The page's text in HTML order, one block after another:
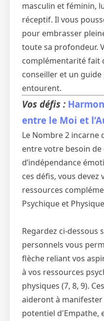
masculin et féminin,
réceptif. Il vous
pour embrasser
toute sa profondeur.
complémentarité fait
conseiller et un
entourent.
Vos défis :
entre le Moi et
Le Nombre 2 incarne
entre votre besoin
d’indépendance
ces défis, vous devez
ressources
Psychique et
Regardez ci-dessous
personnels vous
flèche reliant vos
à vos ressources
physiques (7, 8, 9).
aideront à
potentiel d'Empathe,